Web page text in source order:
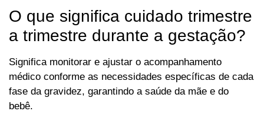
O que significa cuidado trimestre
a trimestre durante a gestação?
Significa monitorar e ajustar o acompanhamento
médico conforme as necessidades específicas de cada
fase da gravidez, garantindo a saúde da mãe e do
bebê.